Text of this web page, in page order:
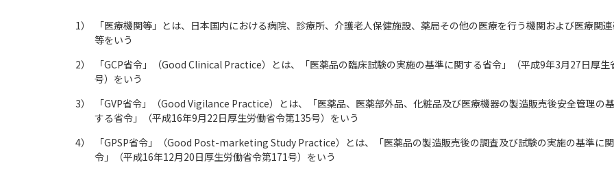
1）
「医療機関等」とは、日本国内における病院、診療所、介護老人保健施設、薬局その他の医療を行う機関および医療関
等をいう
2）
「GCP省令」（Good Clinical Practice）とは、「医薬品の臨床試験の実施の基準に関する省令」（平成9年3月27日厚生
号）をいう
3）
「GVP省令」（Good Vigilance Practice）とは、「医薬品、医薬部外品、化粧品及び医療機器の製造販売後安全管理の
する省令」（平成16年9月22日厚生労働省令第135号）をいう
4）
「GPSP省令」（Good Post-marketing Study Practice）とは、「医薬品の製造販売後の調査及び試験の実施の基準に
令」（平成16年12月20日厚生労働省令第171号）をいう